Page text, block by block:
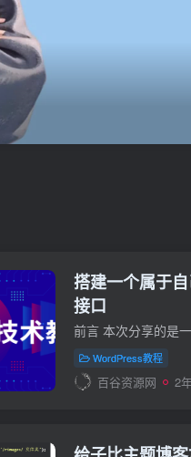
搭建一个属于
接口
WordPress教程
百谷资源网 2